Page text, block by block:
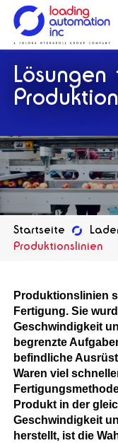
Loading
Automation
Inc
Lösungen
Startseite
Produktionslinien
Produktionslinien
Fertigung. Sie
Geschwindigkeit
begrenzte
befindliche
Waren viel
Produkt in der
Geschwindigkeit
herstellt, ist die